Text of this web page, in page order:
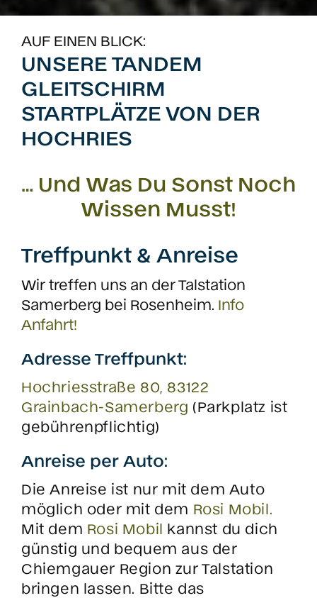
AUF EINEN BLICK:
UNSERE TANDEM
GLEITSCHIRM
STARTPLÄTZE VON DER
HOCHRIES
… Und Was Du Sonst Noch
Wissen Musst!
Treffpunkt & Anreise
Wir treffen uns an der Talstation
Samerberg bei Rosenheim. Info
Anfahrt!
Adresse Treffpunkt:
Hochriesstraße 80, 83122
Grainbach-Samerberg (Parkplatz ist
gebührenpflichtig)
Anreise per Auto:
Die Anreise ist nur mit dem Auto
möglich oder mit dem Rosi Mobil.
Mit dem Rosi Mobil kannst du dich
günstig und bequem aus der
Chiemgauer Region zur Talstation
bringen lassen. Bitte das